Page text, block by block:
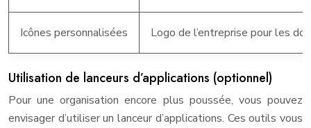
Icônes personnalisées Logo de l’entreprise pour les
Utilisation de lanceurs d’applications (optionnel)
Pour une organisation encore plus poussée, vous pouvez
envisager d’utiliser un lanceur d’applications. Ces outils vous